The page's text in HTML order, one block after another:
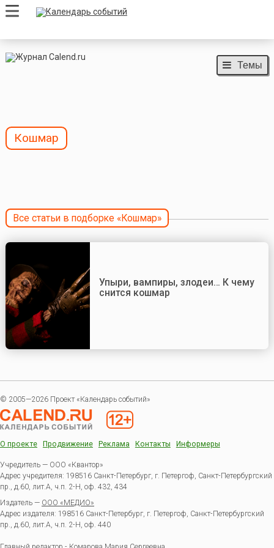
Темы
Кошмар
Все статьи в подборке «Кошмар»
Упыри, вампиры, злодеи… К чему
снится кошмар
© 2005—2026 Проект «Календарь событий»
О проекте Продвижение Реклама Контакты Информеры
Учредитель — ООО «Квантор»
Адрес учредителя: 198516 Санкт-Петербург, г. Петергоф, Санкт-Петербургский
пр., д.60, лит.А, ч.п. 2-Н, оф. 432, 434
Издатель — ООО «МЕДИО»
Адрес издателя: 198516 Санкт-Петербург, г. Петергоф, Санкт-Петербургский
пр., д.60, лит.А, ч.п. 2-Н, оф. 440